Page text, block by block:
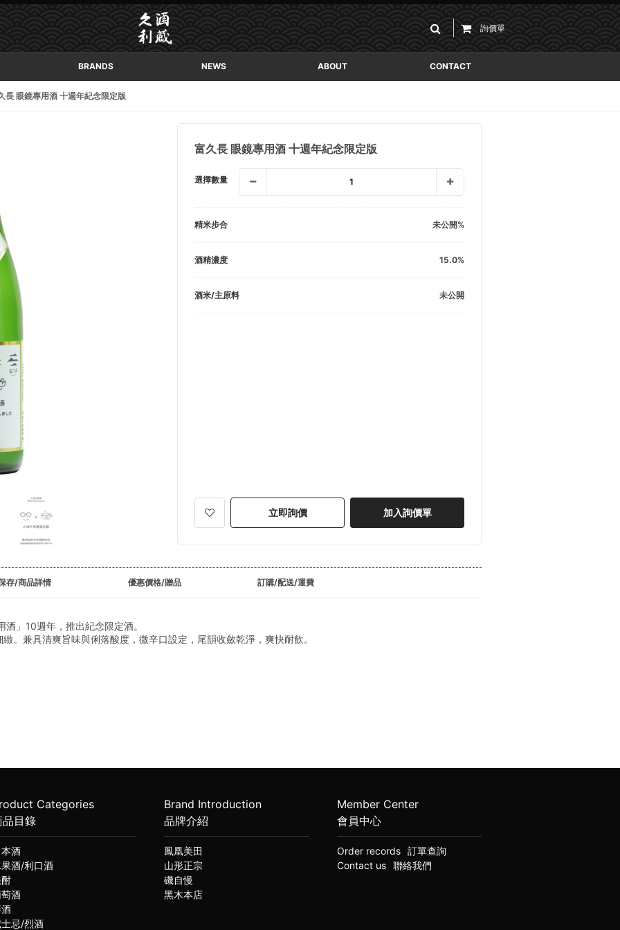
詢價單
BRANDS NEWS ABOUT CONTACT
長 眼鏡專用酒 十週年紀念限定版
富久長 眼鏡專用酒 十週年紀念限定版
選擇數量 1
精米步合 未公開
酒精濃度 15.0
酒米/主原料 未公開
立即詢價 加入詢價單
存/商品詳情 優惠價格/贈品 訂購/配送/運費
」10週年，推出紀念限定酒。
。兼具清爽旨味與俐落酸度，微辛口設定，尾韻收斂乾淨，爽快耐飲。
Categories
品目錄
酒
酒/利口酒
酒
忌/烈酒
Brand Introduction
品牌介紹
鳳凰美田
山形正宗
磯自慢
黑木本店
Member Center
會員中心
Order records
訂單查詢
Contact us
聯絡我們